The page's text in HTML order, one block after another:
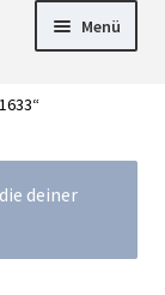
Menü
►
t
Downlights
►
Deckenleuch
►
►
deiner